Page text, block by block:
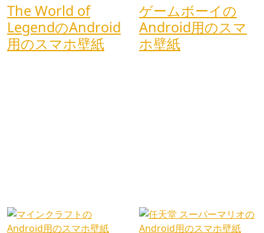
The World of
LegendのAndroid
用のスマホ壁紙
ゲームボーイの
Android用のスマ
ホ壁紙